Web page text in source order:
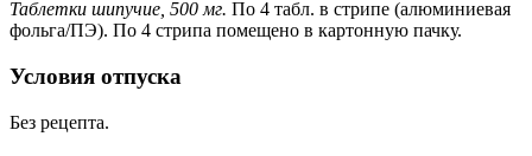
Таблетки шипучие, 500 мг. По 4 табл. в стрипе (алюминиевая
фольга/ПЭ). По 4 стрипа помещено в картонную пачку.
Условия отпуска
Без рецепта.